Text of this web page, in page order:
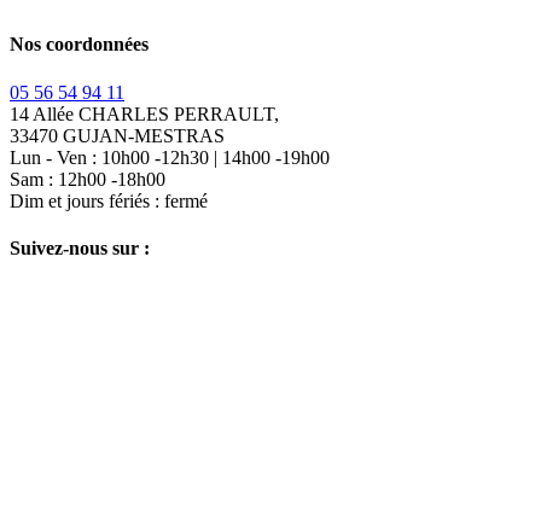
Nos coordonnées
05 56 54 94 11
14 Allée CHARLES PERRAULT,
33470 GUJAN-MESTRAS
Lun - Ven : 10h00 -12h30 | 14h00 -19h00
Sam : 12h00 -18h00
Dim et jours fériés : fermé
Suivez-nous sur :